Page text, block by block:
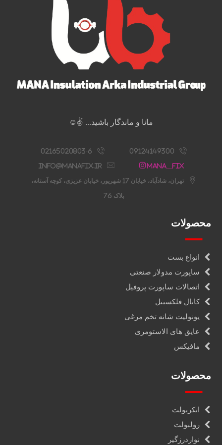
مانا و ماندگار باشید... ✌️☺️
09124149300
02165020803-6
Mana__fix
info@manafix.ir
تهران، شادآباد، خیابان 17 شهریور، خیابان عزیزی، کوچه آستانه،
پلاک 76
محصولات
انواع بست
ساپورت مدولار صنعتی
اتصالات ساپورت پروفیل
کانال فلکسیبل
یونولیت شانه تخم مرغی
عایق های الاستومری
مافیکس
محصولات
انکربولت
رولبولت
نواردرزگیر